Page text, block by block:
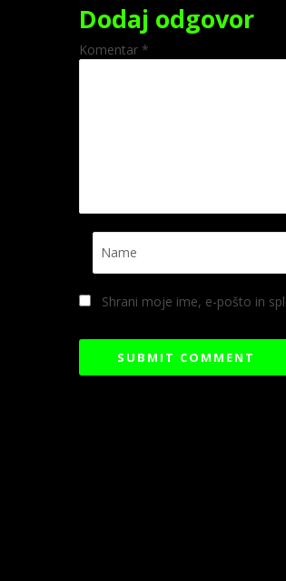
Dodaj odgovor
Komentar *
Shrani moje ime, e-pošto in